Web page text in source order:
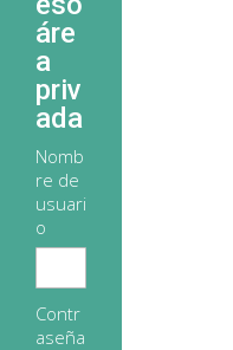
áre
a
priv
ada
Nomb
re de
usuari
o
Contr
aseña